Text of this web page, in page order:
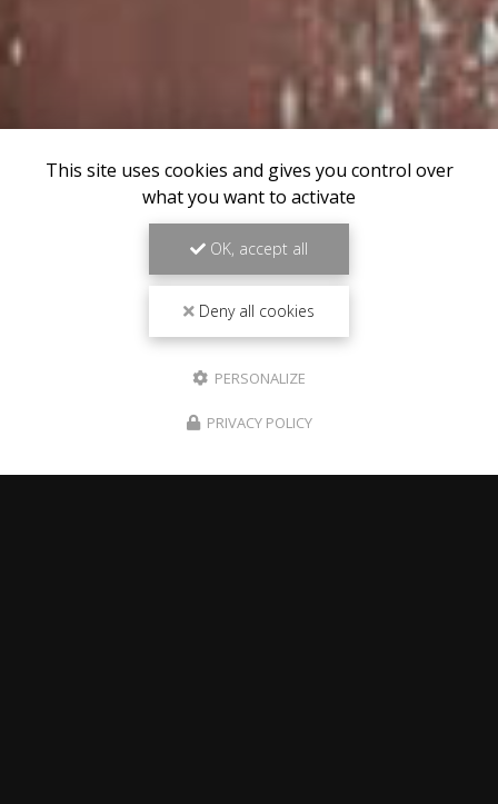
This site uses cookies and gives you control over
what you want to activate
OK, accept all
Deny all cookies
PERSONALIZE
PRIVACY POLICY